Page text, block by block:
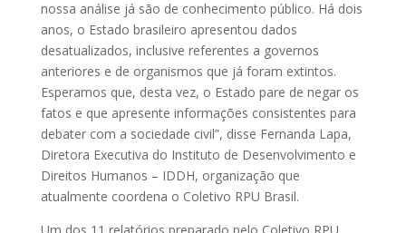
nossa análise já são de conhecimento público. Há dois
anos, o Estado brasileiro apresentou dados
desatualizados, inclusive referentes a governos
anteriores e de organismos que já foram extintos.
Esperamos que, desta vez, o Estado pare de negar os
fatos e que apresente informações consistentes para
debater com a sociedade civil”, disse Fernanda Lapa,
Diretora Executiva do Instituto de Desenvolvimento e
Direitos Humanos – IDDH, organização que
atualmente coordena o Coletivo RPU Brasil.